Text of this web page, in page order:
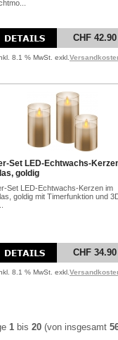
CHF 42.90
8.1 % MwSt. exkl.
Set LED-Echtwachs-
goldig
Set LED-Echtwachs-Kerzen im
goldig mit Timerfunktion und
CHF 34.90
8.1 % MwSt. exkl.
1 bis 20 (von insgesamt